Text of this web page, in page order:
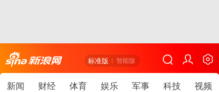
标准版 智能版
新闻 财经 体育 娱乐 军事 科技
视频